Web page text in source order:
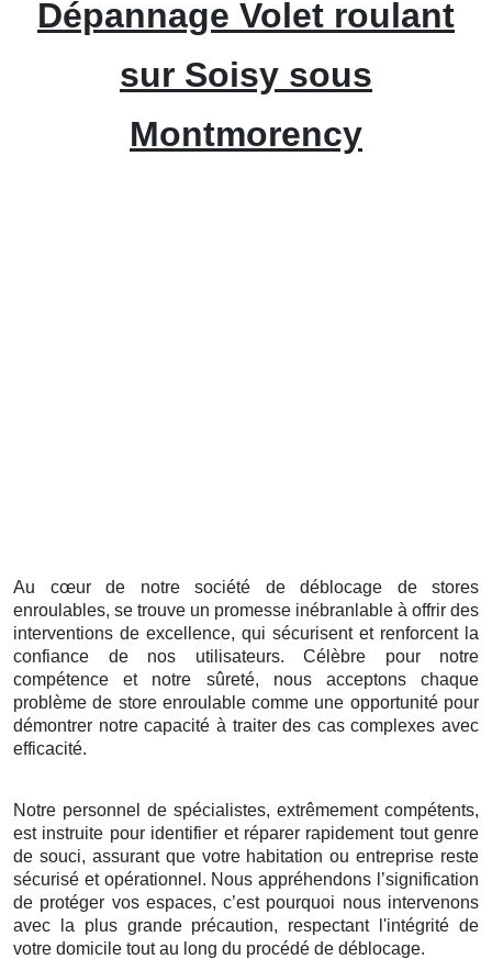
Dépannage Volet roulant
sur Soisy sous
Montmorency
Au cœur de notre société de déblocage de stores
enroulables, se trouve un promesse inébranlable à offrir des
interventions de excellence, qui sécurisent et renforcent la
confiance de nos utilisateurs. Célèbre pour notre
compétence et notre sûreté, nous acceptons chaque
problème de store enroulable comme une opportunité pour
démontrer notre capacité à traiter des cas complexes avec
efficacité.
Notre personnel de spécialistes, extrêmement compétents,
est instruite pour identifier et réparer rapidement tout genre
de souci, assurant que votre habitation ou entreprise reste
sécurisé et opérationnel. Nous appréhendons l’signification
de protéger vos espaces, c’est pourquoi nous intervenons
avec la plus grande précaution, respectant l'intégrité de
votre domicile tout au long du procédé de déblocage.